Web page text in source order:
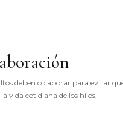
deben colaborar para evitar
vida cotidiana de los hijos.